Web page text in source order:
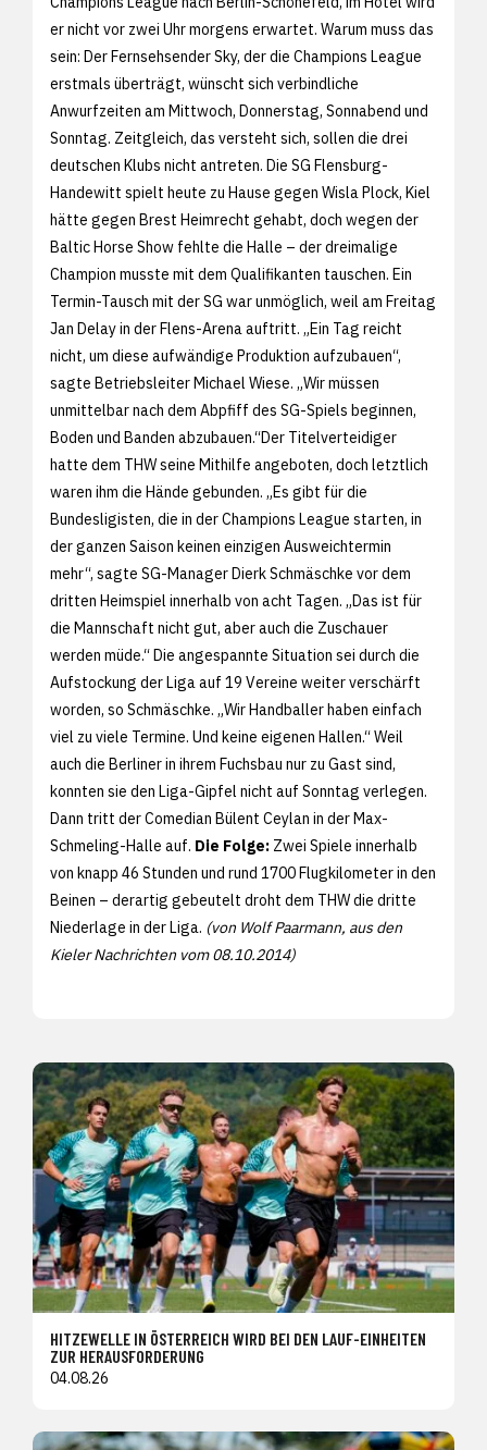
er nicht vor zwei Uhr morgens erwartet. Warum muss das
sein: Der Fernsehsender Sky, der die Champions League
erstmals überträgt, wünscht sich verbindliche
Anwurfzeiten am Mittwoch, Donnerstag, Sonnabend und
Sonntag. Zeitgleich, das versteht sich, sollen die drei
deutschen Klubs nicht antreten. Die SG Flensburg-
Handewitt spielt heute zu Hause gegen Wisla Plock, Kiel
hätte gegen Brest Heimrecht gehabt, doch wegen der
Baltic Horse Show fehlte die Halle – der dreimalige
Champion musste mit dem Qualifikanten tauschen. Ein
Termin-Tausch mit der SG war unmöglich, weil am Freitag
Jan Delay in der Flens-Arena auftritt. „Ein Tag reicht
nicht, um diese aufwändige Produktion aufzubauen“,
sagte Betriebsleiter Michael Wiese. „Wir müssen
unmittelbar nach dem Abpfiff des SG-Spiels beginnen,
Boden und Banden abzubauen.“Der Titelverteidiger
hatte dem THW seine Mithilfe angeboten, doch letztlich
waren ihm die Hände gebunden. „Es gibt für die
Bundesligisten, die in der Champions League starten, in
der ganzen Saison keinen einzigen Ausweichtermin
mehr“, sagte SG-Manager Dierk Schmäschke vor dem
dritten Heimspiel innerhalb von acht Tagen. „Das ist für
die Mannschaft nicht gut, aber auch die Zuschauer
werden müde.“ Die angespannte Situation sei durch die
Aufstockung der Liga auf 19 Vereine weiter verschärft
worden, so Schmäschke. „Wir Handballer haben einfach
viel zu viele Termine. Und keine eigenen Hallen.“ Weil
auch die Berliner in ihrem Fuchsbau nur zu Gast sind,
konnten sie den Liga-Gipfel nicht auf Sonntag verlegen.
Dann tritt der Comedian Bülent Ceylan in der Max-
Schmeling-Halle auf. Die Folge: Zwei Spiele innerhalb
von knapp 46 Stunden und rund 1700 Flugkilometer in den
Beinen – derartig gebeutelt droht dem THW die dritte
Niederlage in der Liga. (von Wolf Paarmann, aus den
Kieler Nachrichten vom 08.10.2014)
HITZEWELLE IN ÖSTERREICH WIRD BEI DEN LAUF-EINHEITEN
ZUR HERAUSFORDERUNG
04.08.26